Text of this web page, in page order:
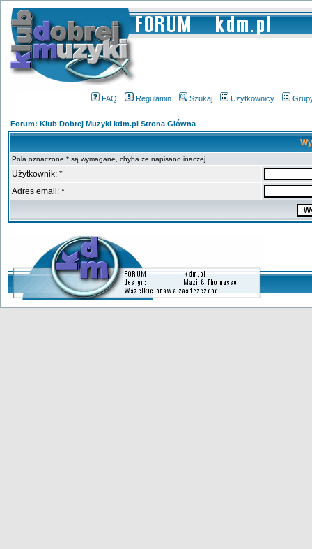
FAQ Regulamin Szukaj Użytkownicy
Forum: Klub Dobrej Muzyki kdm.pl Strona Główna
Pola oznaczone * są wymagane, chyba że napisano inaczej
Użytkownik: *
Adres email: *